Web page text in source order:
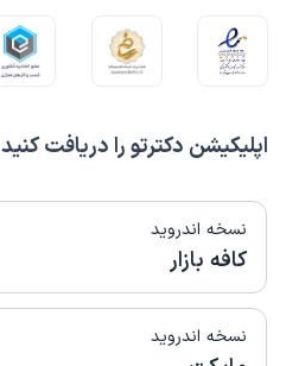
اپلیکیشن دکترتو را دریافت کنید
نسخه اندروید
کافه بازار
نسخه اندروید